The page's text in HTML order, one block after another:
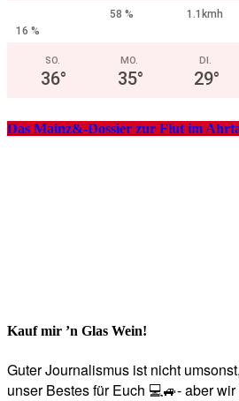
58 %
1.1kmh
16 %
SO.
36°
MO.
35°
DI.
29°
Das Mainz&-Dossier zur Flut im
Kauf mir ’n Glas Wein!
Guter Journalismus ist nicht
unser Bestes für Euch 💻🚙- aber